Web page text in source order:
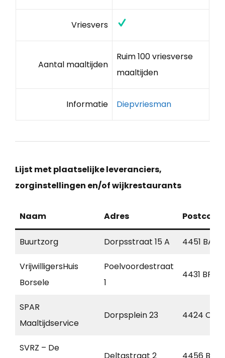
Vriesvers
Aantal maaltijden
Ruim 100 vriesverse
maaltijden
Informatie Diepvriesman
Lijst met plaatselijke leveranciers,
zorginstellingen en/of wijkrestaurants
Naam Adres Postcode
Buurtzorg Dorpsstraat 15 A 4451 BA
VrijwilligersHuis
Borsele
Poelvoordestraat
1
4431 BP
SPAR
Maaltijdservice
Dorpsplein 23 4424 CA
SVRZ – De